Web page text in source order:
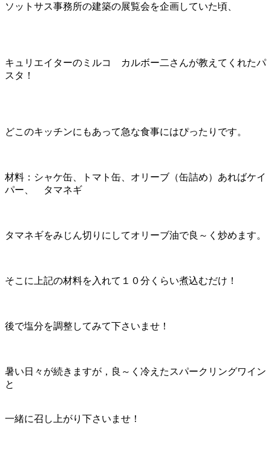
ソットサス事務所の建築の展覧会を企画していた頃、
キュリエイターのミルコ カルボー二さんが教えてくれたパ
スタ！
どこのキッチンにもあって急な食事にはぴったりです。
材料：シャケ缶、トマト缶、オリーブ（缶詰め）あればケイ
パー、 タマネギ
タマネギをみじん切りにしてオリーブ油で良～く炒めます。
そこに上記の材料を入れて１０分くらい煮込むだけ！
後で塩分を調整してみて下さいませ！
暑い日々が続きますが，良～く冷えたスパークリングワイン
と
一緒に召し上がり下さいませ！